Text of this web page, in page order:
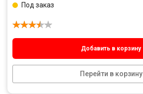
Добавить в корзину
Перейти в корзину
Под заказ